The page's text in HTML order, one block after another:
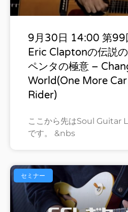
9月30日 14:00 第99
Eric Claptonの伝説
ペンタの極意 –
World(One More
Rider)
ここから先はSoul Guitar
です。 &nbs
セミナー